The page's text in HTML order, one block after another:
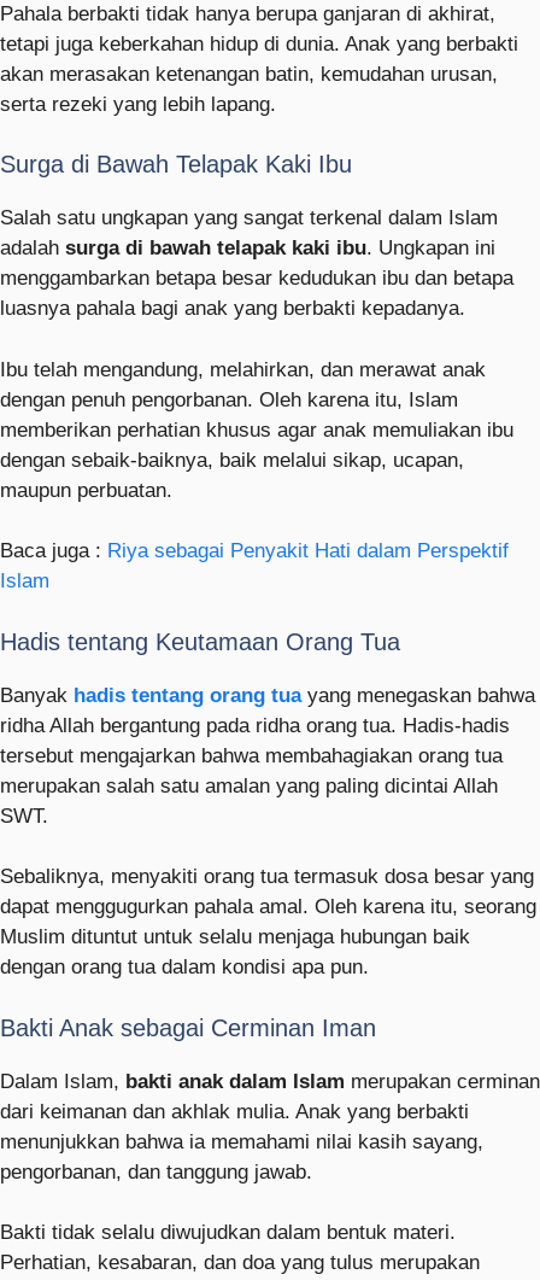
Pahala berbakti tidak hanya berupa ganjaran di akhirat,
tetapi juga keberkahan hidup di dunia. Anak yang berbakti
akan merasakan ketenangan batin, kemudahan urusan,
serta rezeki yang lebih lapang.
Surga di Bawah Telapak Kaki Ibu
Salah satu ungkapan yang sangat terkenal dalam Islam
adalah surga di bawah telapak kaki ibu. Ungkapan ini
menggambarkan betapa besar kedudukan ibu dan betapa
luasnya pahala bagi anak yang berbakti kepadanya.
Ibu telah mengandung, melahirkan, dan merawat anak
dengan penuh pengorbanan. Oleh karena itu, Islam
memberikan perhatian khusus agar anak memuliakan ibu
dengan sebaik-baiknya, baik melalui sikap, ucapan,
maupun perbuatan.
Baca juga : Riya sebagai Penyakit Hati dalam Perspektif
Islam
Hadis tentang Keutamaan Orang Tua
Banyak hadis tentang orang tuayang menegaskan bahwa
ridha Allah bergantung pada ridha orang tua. Hadis-hadis
tersebut mengajarkan bahwa membahagiakan orang tua
merupakan salah satu amalan yang paling dicintai Allah
SWT.
Sebaliknya, menyakiti orang tua termasuk dosa besar yang
dapat menggugurkan pahala amal. Oleh karena itu, seorang
Muslim dituntut untuk selalu menjaga hubungan baik
dengan orang tua dalam kondisi apa pun.
Bakti Anak sebagai Cerminan Iman
Dalam Islam, bakti anak dalam Islam merupakan cerminan
dari keimanan dan akhlak mulia. Anak yang berbakti
menunjukkan bahwa ia memahami nilai kasih sayang,
pengorbanan, dan tanggung jawab.
Bakti tidak selalu diwujudkan dalam bentuk materi.
Perhatian, kesabaran, dan doa yang tulus merupakan